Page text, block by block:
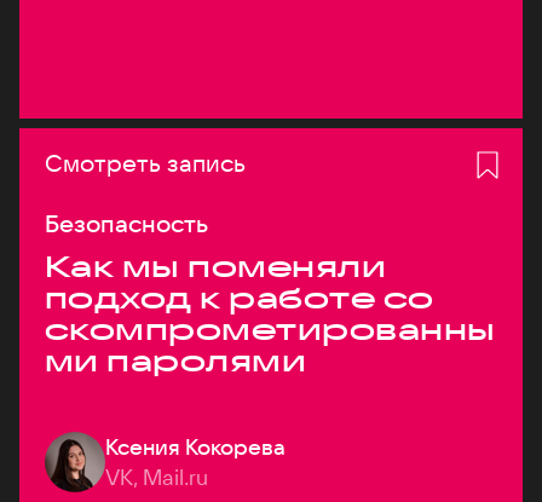
Смотреть запись
Безопасность
Как мы поменяли
подход к работе со
скомпрометированны
ми паролями
Ксения Кокорева
VK, Mail.ru